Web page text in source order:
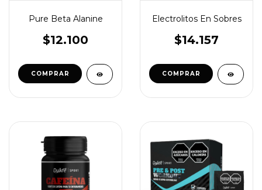
Pure Beta Alanine
$12.100
Electrolitos En Sobres
$14.157